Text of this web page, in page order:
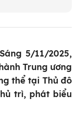
5/11/2025,
Trung ương
thể tại Thủ đô
trì, phát biểu